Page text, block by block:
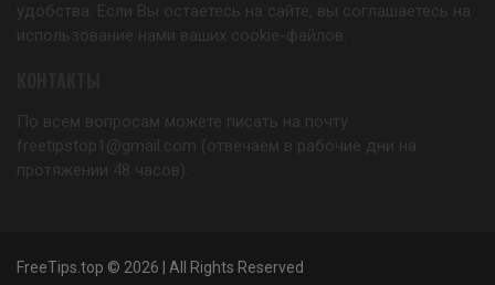
удобства. Если Вы остаетесь на сайте, вы соглашаетесь на
использование нами ваших cookie-файлов.
По всем вопросам можете писать на почту
freetipstop1@gmail.com (отвечаем в рабочие дни на
протяжении 48 часов).
FreeTips.top © 2026 | All Rights Reserved